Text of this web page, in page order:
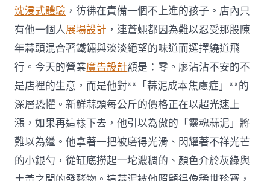
沈浸式體驗 ，彷彿在責備一個不上進的孩子。店內只
有他一個人展場設計 ，連蒼蠅都因為難以忍受那股陳
年蒜頭混合著鐵鏽與淡淡絕望的味道而選擇繞道飛
行。今天的營業廣告設計額是：零。廖沾沾不安的不
是店裡的生意，而是他對**「蒜泥成本焦慮症」**的
深層恐懼。新鮮蒜頭每公斤的價格正在以超光速上
漲，如果再這樣下去，他引以為傲的「靈魂蒜泥」將
難以為繼。他拿著一把被磨得光滑、閃耀著不祥光芒
的小銀勺，從缸底撈起一坨濃稠的、顏色介於灰綠與